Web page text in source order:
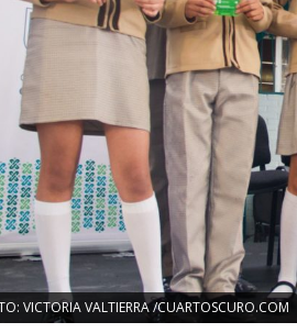
VICTORIA VALTIERRA /CUARTOSCURO.COM